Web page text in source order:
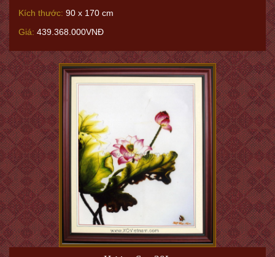
Kích thước: 90 x 170 cm
Giá: 439.368.000VNĐ